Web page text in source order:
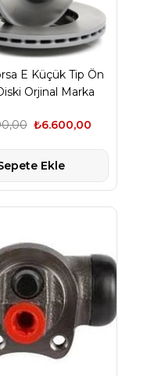
E Küçük Tip Ön
Orjinal Marka
₺6.600,00
Ekle